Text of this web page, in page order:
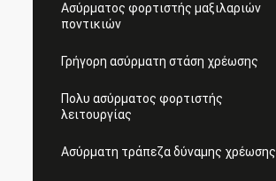
Ασύρματος φορτιστής μαξιλαριών
ποντικιών
Γρήγορη ασύρματη στάση χρέωσης
Πολυ ασύρματος φορτιστής
λειτουργίας
Ασύρματη τράπεζα δύναμης χρέωσης